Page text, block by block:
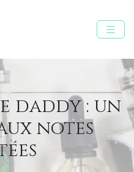
daddy : un
notes